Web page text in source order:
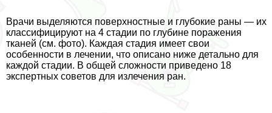
Врачи выделяются поверхностные и глубокие раны — их
классифицируют на 4 стадии по глубине поражения
тканей (см. фото). Каждая стадия имеет свои
особенности в лечении, что описано ниже детально для
каждой стадии. В общей сложности приведено 18
экспертных советов для излечения ран.